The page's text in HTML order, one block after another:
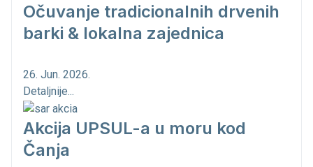
Očuvanje tradicionalnih drvenih
barki & lokalna zajednica
26. Jun. 2026.
Detaljnije...
Akcija UPSUL-a u moru kod
Čanja